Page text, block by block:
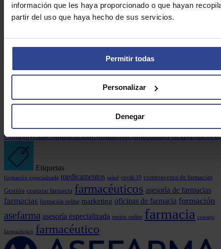
información que les haya proporcionado o que hayan
partir del uso que haya hecho de sus servicios.
Permitir todas
Personalizar
Denegar
Más leídas
Lo lamentamos. No hay nada que mostrar aún.
Categorias
CompraventaComunicaciónConsultoríaContabilidadFiscalJurídico
Etiquetas
formación especializada medicamentos salud covid-19 compraventa de farmacias
Gestión comprar farmacia farmacéuticos asesoría de farmacias
farmacias formación online marketing oficinas de farmacia formación
asefarma asesoría especializada sesión online farmacia consejo
farmacéutico farmacéutico